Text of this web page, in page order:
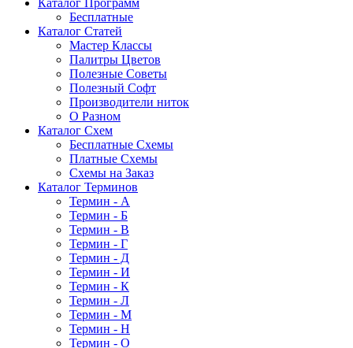
Каталог Программ
Бесплатные
Каталог Статей
Мастер Классы
Палитры Цветов
Полезные Советы
Полезный Софт
Производители ниток
О Разном
Каталог Схем
Бесплатные Схемы
Платные Схемы
Схемы на Заказ
Каталог Терминов
Термин - А
Термин - Б
Термин - В
Термин - Г
Термин - Д
Термин - И
Термин - К
Термин - Л
Термин - М
Термин - Н
Термин - О